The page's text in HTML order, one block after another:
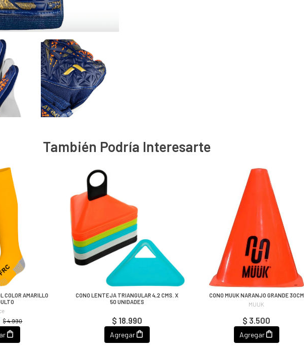
También Podría Interesarte
COLOR AMARILLO
$ 4.990
CONO LENTEJA TRIANGULAR 4,2 CMS. X
50 UNIDADES
$ 18.990
Agregar
CONO MUUK NARANJO GRANDE 30CM
MUUK
$ 3.500
Agregar